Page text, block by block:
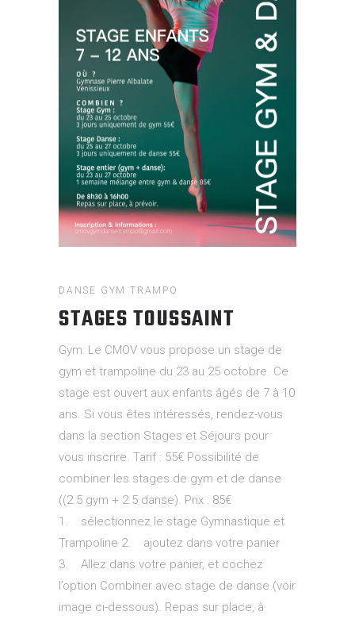
DANSE GYM TRAMPO
STAGES TOUSSAINT
Gym: Le CMOV vous propose un stage de
gym et trampoline du 23 au 25 octobre. Ce
stage est ouvert aux enfants âgés de 7 à 10
ans. Si vous êtes intéressés, rendez-vous
dans la section Stages et Séjours pour
vous inscrire. Tarif : 55€ Possibilité de
combiner les stages de gym et de danse
((2.5 gym + 2.5 danse). Prix : 85€
1. sélectionnez le stage Gymnastique et
Trampoline 2. ajoutez dans votre panier
3. Allez dans votre panier, et cochez
l’option Combiner avec stage de danse (voir
image ci-dessous). Repas sur place, à